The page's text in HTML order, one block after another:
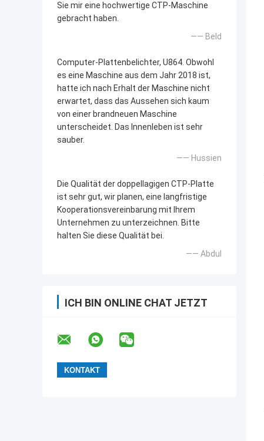
Sie mir eine hochwertige CTP-Maschine
gebracht haben.
—— Beld
Computer-Plattenbelichter, U864. Obwohl
es eine Maschine aus dem Jahr 2018 ist,
hatte ich nach Erhalt der Maschine nicht
erwartet, dass das Aussehen sich kaum
von einer brandneuen Maschine
unterscheidet. Das Innenleben ist sehr
sauber.
—— Hussien
Die Qualität der doppellagigen CTP-Platte
ist sehr gut, wir planen, eine langfristige
Kooperationsvereinbarung mit Ihrem
Unternehmen zu unterzeichnen. Bitte
halten Sie diese Qualität bei.
—— Abdul
ICH BIN ONLINE CHAT JETZT